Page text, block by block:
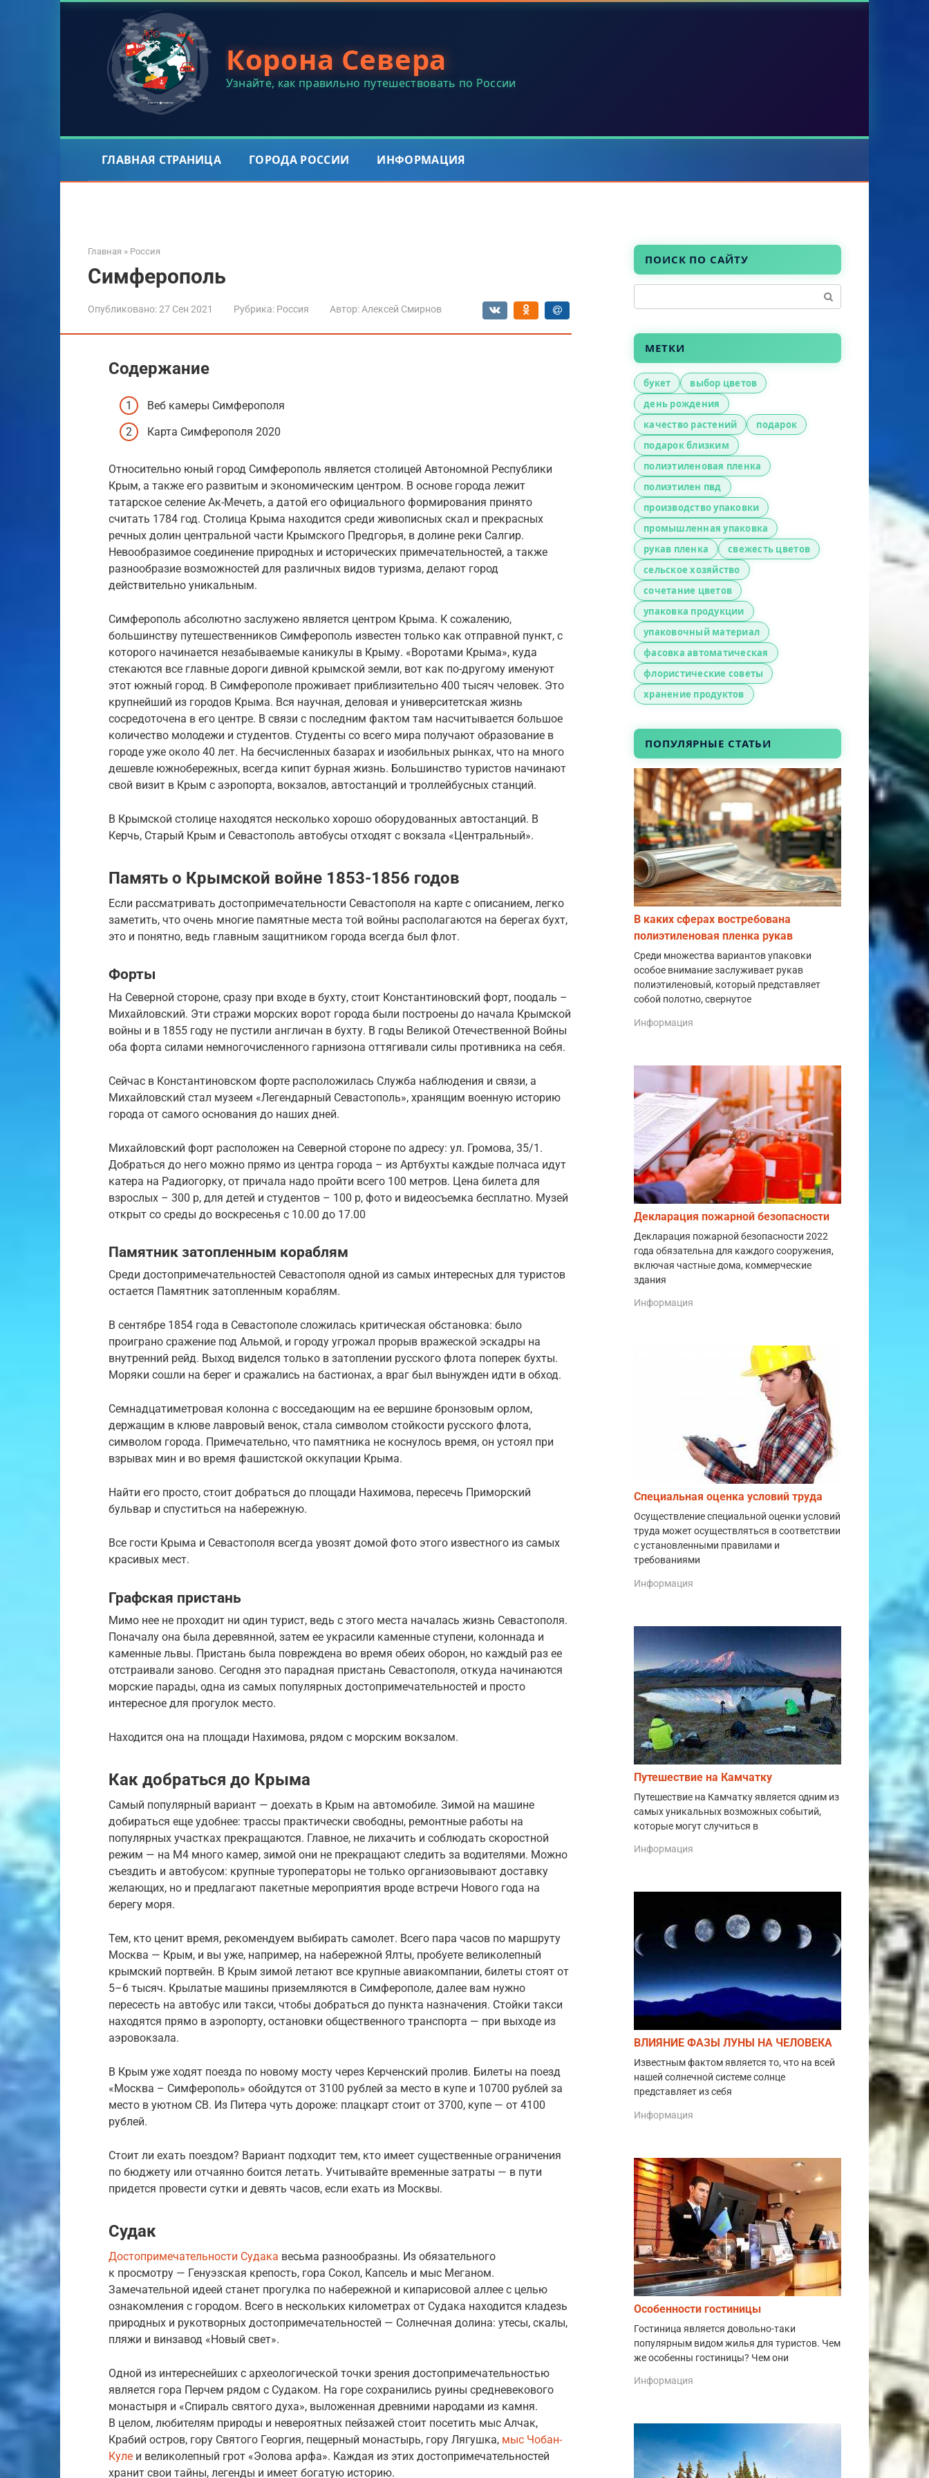
Корона Севера
Узнайте, как правильно путешествовать по России
ГЛАВНАЯ СТРАНИЦА ГОРОДА РОССИИ ИНФОРМАЦИЯ
Главная » Россия
Симферополь
Опубликовано:27 Сен 2021 Рубрика: Россия Автор: Алексей Смирнов
Содержание
Веб камеры Симферополя
Карта Симферополя 2020
Относительно юный город Симферополь является столицей Автономной Республики
Крым, а также его развитым и экономическим центром. В основе города лежит
татарское селение Ак-Мечеть, а датой его официального формирования принято
считать 1784 год. Столица Крыма находится среди живописных скал и прекрасных
речных долин центральной части Крымского Предгорья, в долине реки Салгир.
Невообразимое соединение природных и исторических примечательностей, а также
разнообразие возможностей для различных видов туризма, делают город
действительно уникальным.
Симферополь абсолютно заслужено является центром Крыма. К сожалению,
большинству путешественников Симферополь известен только как отправной пункт, с
которого начинается незабываемые каникулы в Крыму. «Воротами Крыма», куда
стекаются все главные дороги дивной крымской земли, вот как по-другому именуют
этот южный город. В Симферополе проживает приблизительно 400 тысяч человек. Это
крупнейший из городов Крыма. Вся научная, деловая и университетская жизнь
сосредоточена в его центре. В связи с последним фактом там насчитывается большое
количество молодежи и студентов. Студенты со всего мира получают образование в
городе уже около 40 лет. На бесчисленных базарах и изобильных рынках, что на много
дешевле южнобережных, всегда кипит бурная жизнь. Большинство туристов начинают
свой визит в Крым с аэропорта, вокзалов, автостанций и троллейбусных станций.
В Крымской столице находятся несколько хорошо оборудованных автостанций. В
Керчь, Старый Крым и Севастополь автобусы отходят с вокзала «Центральный».
Память о Крымской войне 1853-1856 годов
Если рассматривать достопримечательности Севастополя на карте с описанием, легко
заметить, что очень многие памятные места той войны располагаются на берегах бухт,
это и понятно, ведь главным защитником города всегда был флот.
Форты
На Северной стороне, сразу при входе в бухту, стоит Константиновский форт, поодаль –
Михайловский. Эти стражи морских ворот города были построены до начала Крымской
войны и в 1855 году не пустили англичан в бухту. В годы Великой Отечественной Войны
оба форта силами немногочисленного гарнизона оттягивали силы противника на себя.
Сейчас в Константиновском форте расположилась Служба наблюдения и связи, а
Михайловский стал музеем «Легендарный Севастополь», хранящим военную историю
города от самого основания до наших дней.
Михайловский форт расположен на Северной стороне по адресу: ул. Громова, 35/1.
Добраться до него можно прямо из центра города – из Артбухты каждые полчаса идут
катера на Радиогорку, от причала надо пройти всего 100 метров. Цена билета для
взрослых – 300 р, для детей и студентов – 100 р, фото и видеосъемка бесплатно. Музей
открыт со среды до воскресенья с 10.00 до 17.00
Памятник затопленным кораблям
Среди достопримечательностей Севастополя одной из самых интересных для туристов
остается Памятник затопленным кораблям.
В сентябре 1854 года в Севастополе сложилась критическая обстановка: было
проиграно сражение под Альмой, и городу угрожал прорыв вражеской эскадры на
внутренний рейд. Выход виделся только в затоплении русского флота поперек бухты.
Моряки сошли на берег и сражались на бастионах, а враг был вынужден идти в обход.
Семнадцатиметровая колонна с восседающим на ее вершине бронзовым орлом,
держащим в клюве лавровый венок, стала символом стойкости русского флота,
символом города. Примечательно, что памятника не коснулось время, он устоял при
взрывах мин и во время фашистской оккупации Крыма.
Найти его просто, стоит добраться до площади Нахимова, пересечь Приморский
бульвар и спуститься на набережную.
Все гости Крыма и Севастополя всегда увозят домой фото этого известного из самых
красивых мест.
Графская пристань
Мимо нее не проходит ни один турист, ведь с этого места началась жизнь Севастополя.
Поначалу она была деревянной, затем ее украсили каменные ступени, колоннада и
каменные львы. Пристань была повреждена во время обеих оборон, но каждый раз ее
отстраивали заново. Сегодня это парадная пристань Севастополя, откуда начинаются
морские парады, одна из самых популярных достопримечательностей и просто
интересное для прогулок место.
Находится она на площади Нахимова, рядом с морским вокзалом.
Как добраться до Крыма
Самый популярный вариант — доехать в Крым на автомобиле. Зимой на машине
добираться еще удобнее: трассы практически свободны, ремонтные работы на
популярных участках прекращаются. Главное, не лихачить и соблюдать скоростной
режим — на М4 много камер, зимой они не прекращают следить за водителями. Можно
съездить и автобусом: крупные туроператоры не только организовывают доставку
желающих, но и предлагают пакетные мероприятия вроде встречи Нового года на
берегу моря.
Тем, кто ценит время, рекомендуем выбирать самолет. Всего пара часов по маршруту
Москва — Крым, и вы уже, например, на набережной Ялты, пробуете великолепный
крымский портвейн. В Крым зимой летают все крупные авиакомпании, билеты стоят от
5–6 тысяч. Крылатые машины приземляются в Симферополе, далее вам нужно
пересесть на автобус или такси, чтобы добраться до пункта назначения. Стойки такси
находятся прямо в аэропорту, остановки общественного транспорта — при выходе из
аэровокзала.
В Крым уже ходят поезда по новому мосту через Керченский пролив. Билеты на поезд
«Москва – Симферополь» обойдутся от 3100 рублей за место в купе и 10700 рублей за
место в уютном СВ. Из Питера чуть дороже: плацкарт стоит от 3700, купе — от 4100
рублей.
Стоит ли ехать поездом? Вариант подходит тем, кто имеет существенные ограничения
по бюджету или отчаянно боится летать. Учитывайте временные затраты — в пути
придется провести сутки и девять часов, если ехать из Москвы.
Судак
Достопримечательности Судака весьма разнообразны. Из обязательного
к просмотру — Генуэзская крепость, гора Сокол, Капсель и мыс Меганом.
Замечательной идеей станет прогулка по набережной и кипарисовой аллее с целью
ознакомления с городом. Всего в нескольких километрах от Судака находится кладезь
природных и рукотворных достопримечательностей — Солнечная долина: утесы, скалы,
пляжи и винзавод «Новый свет».
Одной из интереснейших с археологической точки зрения достопримечательностью
является гора Перчем рядом с Судаком. На горе сохранились руины средневекового
монастыря и «Спираль святого духа», выложенная древними народами из камня.
В целом, любителям природы и невероятных пейзажей стоит посетить мыс Алчак,
Крабий остров, гору Святого Георгия, пещерный монастырь, гору Лягушка, мыс Чобан-
Куле и великолепный грот «Эолова арфа». Каждая из этих достопримечательностей
хранит свои тайны, легенды и имеет богатую историю.
ПОИСК ПО САЙТУ
МЕТКИ
букет
выбор цветов
день рождения
качество растений
подарок
подарок близким
полиэтиленовая пленка
полиэтилен пвд
производство упаковки
промышленная упаковка
рукав пленка
свежесть цветов
сельское хозяйство
сочетание цветов
упаковка продукции
упаковочный материал
фасовка автоматическая
флористические советы
хранение продуктов
ПОПУЛЯРНЫЕ СТАТЬИ
В каких сферах востребована
полиэтиленовая пленка рукав
Среди множества вариантов упаковки
особое внимание заслуживает рукав
полиэтиленовый, который представляет
собой полотно, свернутое
Информация
Декларация пожарной безопасности
Декларация пожарной безопасности 2022
года обязательна для каждого сооружения,
включая частные дома, коммерческие
здания
Информация
Специальная оценка условий труда
Осуществление специальной оценки условий
труда может осуществляться в соответствии
с установленными правилами и
требованиями
Информация
Путешествие на Камчатку
Путешествие на Камчатку является одним из
самых уникальных возможных событий,
которые могут случиться в
Информация
ВЛИЯНИЕ ФАЗЫ ЛУНЫ НА ЧЕЛОВЕКА
Известным фактом является то, что на всей
нашей солнечной системе солнце
представляет из себя
Информация
Особенности гостиницы
Гостиница является довольно-таки
популярным видом жилья для туристов. Чем
же особенны гостиницы? Чем они
Информация